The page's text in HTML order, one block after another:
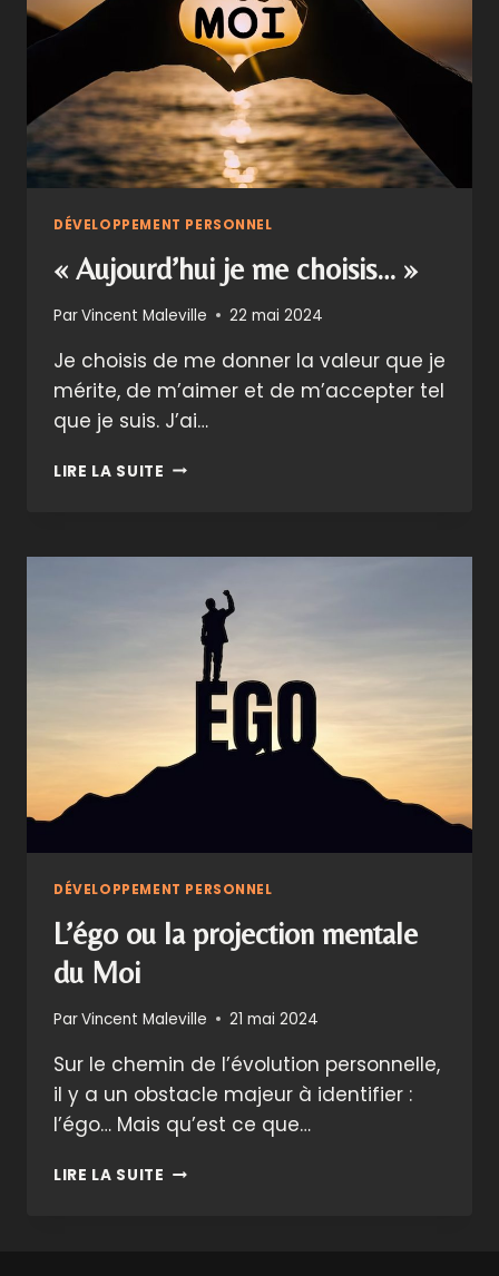
DÉVELOPPEMENT PERSONNEL
« Aujourd’hui je me choisis… »
ParVincent Maleville 22 mai 2024
Je choisis de me donner la valeur que je
mérite, de m’aimer et de m’accepter tel
que je suis. J’ai…
LIRE LA SUITE «
CHOISIS…
DÉVELOPPEMENT PERSONNEL
L’égo ou la projection mentale
du Moi
ParVincent Maleville 21 mai 2024
Sur le chemin de l’évolution personnelle,
il y a un obstacle majeur à identifier :
l’égo… Mais qu’est ce que…
LIRE LA SUITE L’ÉGO